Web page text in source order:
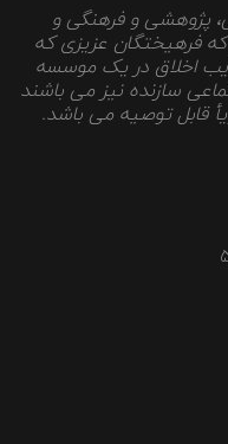
پژوهشی و فرهنگی و
فرهیختگان عزیزی که
اخلاق در یک موسسه
سازنده نیز می باشند
قابل توصیه می باشد.